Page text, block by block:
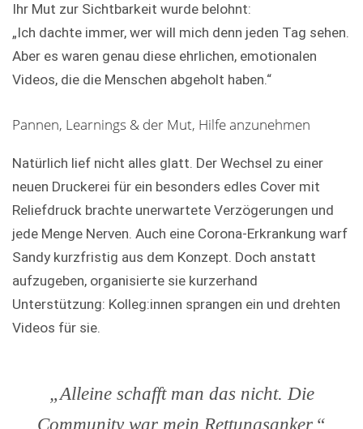
Ihr Mut zur Sichtbarkeit wurde belohnt:
„Ich dachte immer, wer will mich denn jeden Tag sehen.
Aber es waren genau diese ehrlichen, emotionalen
Videos, die die Menschen abgeholt haben.“
Pannen, Learnings & der Mut, Hilfe anzunehmen
Natürlich lief nicht alles glatt. Der Wechsel zu einer
neuen Druckerei für ein besonders edles Cover mit
Reliefdruck brachte unerwartete Verzögerungen und
jede Menge Nerven. Auch eine Corona-Erkrankung warf
Sandy kurzfristig aus dem Konzept. Doch anstatt
aufzugeben, organisierte sie kurzerhand
Unterstützung: Kolleg:innen sprangen ein und drehten
Videos für sie.
„Alleine schafft man das nicht. Die
Community war mein Rettungsanker.“